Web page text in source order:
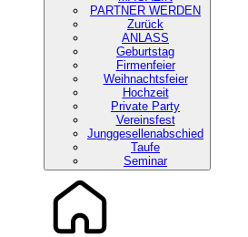
PARTNER WERDEN
Zurück
ANLASS
Geburtstag
Firmenfeier
Weihnachtsfeier
Hochzeit
Private Party
Vereinsfest
Junggesellenabschied
Taufe
Seminar